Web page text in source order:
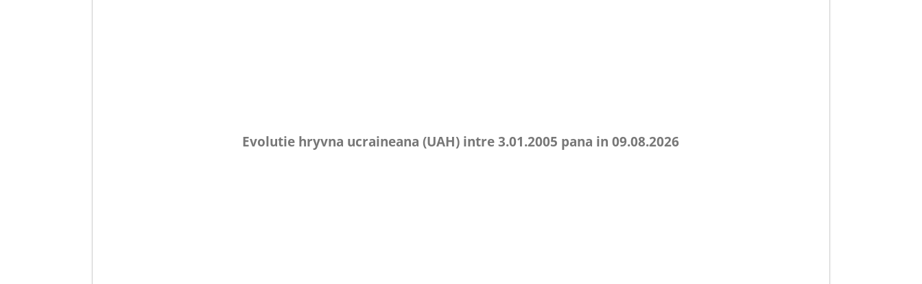
Evolutie hryvna ucraineana (UAH) intre 3.01.2005 pana in 09.08.2026